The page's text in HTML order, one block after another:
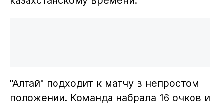
"Алтай" подходит к матчу в непростом
положении. Команда набрала 16 очков и